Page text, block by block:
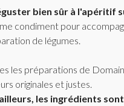
bien sûr à l'apéritif
condiment pour
de légumes.
les préparations de
originales et justes.
les ingrédients